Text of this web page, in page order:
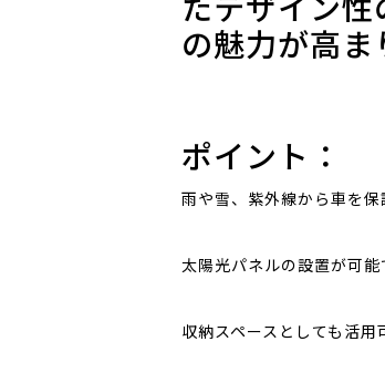
の魅力が高ま
ポイント：
雨や雪、紫外線から車を保
太陽光パネルの設置が可
収納スペースとしても活用